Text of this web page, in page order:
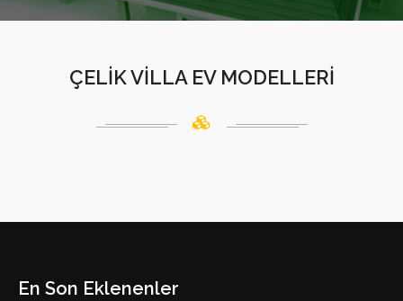
ÇELİK VİLLA EV MODELLERİ
En Son Eklenenler